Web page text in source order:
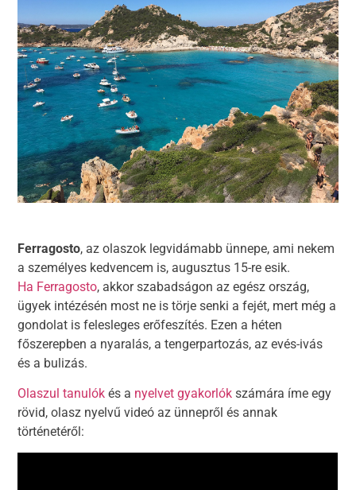
Ferragosto, az olaszok legvidámabb ünnepe, ami nekem
a személyes kedvencem is, augusztus 15-re esik.
Ha Ferragosto, akkor szabadságon az egész ország,
ügyek intézésén most ne is törje senki a fejét, mert még a
gondolat is felesleges erőfeszítés. Ezen a héten
főszerepben a nyaralás, a tengerpartozás, az evés-ivás
és a bulizás.
Olaszul tanulók és a nyelvet gyakorlók számára íme egy
rövid, olasz nyelvű videó az ünnepről és annak
történetéről: